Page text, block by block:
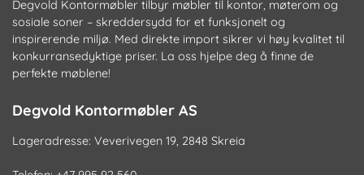
Degvold Kontormøbler tilbyr møbler til kontor, møterom og
sosiale soner – skreddersydd for et funksjonelt og
inspirerende miljø. Med direkte import sikrer vi høy kvalitet til
konkurransedyktige priser. La oss hjelpe deg å finne de
perfekte møblene!
Degvold Kontormøbler AS
Lageradresse: Veverivegen 19, 2848 Skreia